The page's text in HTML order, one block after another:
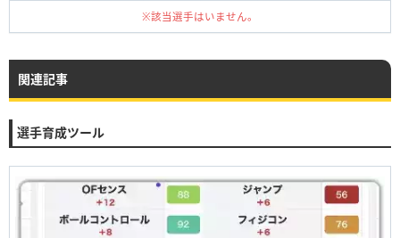
※該当選手はいません。
関連記事
選手育成ツール